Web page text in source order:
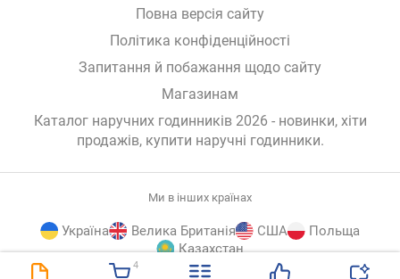
4
Повна версія сайту
Політика конфіденційності
Запитання й побажання щодо сайту
Магазинам
Каталог наручних годинників 2026 - новинки, хіти
продажів, купити наручні годинники.
Ми в інших країнах
Україна Велика Британія США
Польща
Казахстан